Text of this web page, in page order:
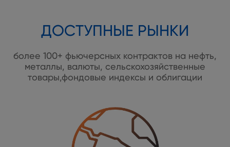
ДОСТУПНЫЕ РЫНКИ
более 100+ фьючерсных контрактов на нефть,
металлы, валюты, сельскохозяйственные
товары,фондовые индексы и облигации